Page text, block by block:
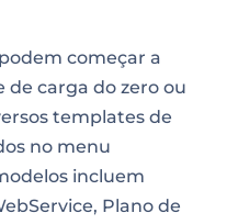
começar a
de carga do zero ou
templates de
no menu
incluem
Plano de